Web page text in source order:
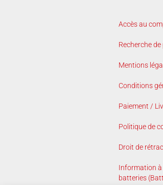
Accès au
Recherche
Mentions
Conditions
Paiement /
Politique de
Droit de
Information à
batteries